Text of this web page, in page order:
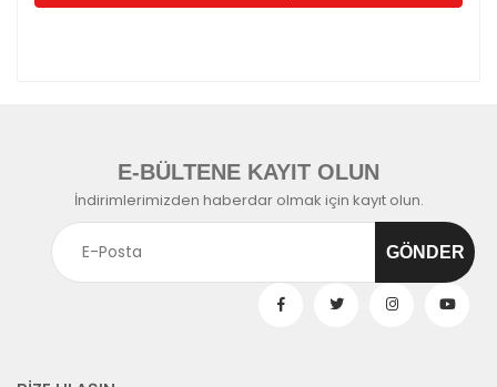
E-BÜLTENE KAYIT OLUN
İndirimlerimizden haberdar olmak için kayıt olun.